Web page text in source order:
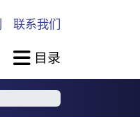
联系我们
目录